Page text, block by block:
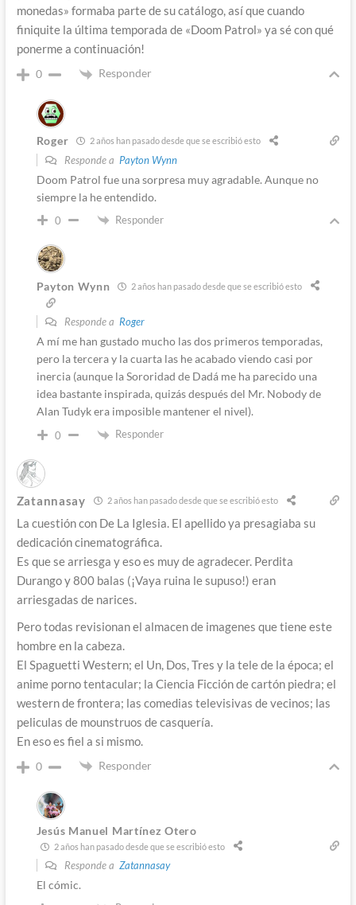
monedas» formaba parte de su catálogo, así que cuando
finiquite la última temporada de «Doom Patrol» ya sé con qué
ponerme a continuación!
0 Responder
Roger 2 años han pasado desde que se escribió esto
Responde a Payton Wynn
Doom Patrol fue una sorpresa muy agradable. Aunque no
siempre la he entendido.
0 Responder
Payton Wynn 2 años han pasado desde que se escribió esto
Responde a Roger
A mí me han gustado mucho las dos primeros temporadas,
pero la tercera y la cuarta las he acabado viendo casi por
inercia (aunque la Sororidad de Dadá me ha parecido una
idea bastante inspirada, quizás después del Mr. Nobody de
Alan Tudyk era imposible mantener el nivel).
0 Responder
Zatannasay 2 años han pasado desde que se escribió esto
La cuestión con De La Iglesia. El apellido ya presagiaba su
dedicación cinematográfica.
Es que se arriesga y eso es muy de agradecer. Perdita
Durango y 800 balas (¡Vaya ruina le supuso!) eran
arriesgadas de narices.
Pero todas revisionan el almacen de imagenes que tiene este
hombre en la cabeza.
El Spaguetti Western; el Un, Dos, Tres y la tele de la época; el
anime porno tentacular; la Ciencia Ficción de cartón piedra; el
western de frontera; las comedias televisivas de vecinos; las
peliculas de mounstruos de casquería.
En eso es fiel a si mismo.
0 Responder
Jesús Manuel Martínez Otero
2 años han pasado desde que se escribió esto
Responde a Zatannasay
El cómic.